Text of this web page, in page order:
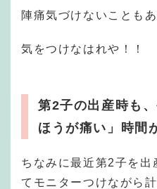
陣痛気づけないこともあ
気をつけなはれや！！
第2子の出産時も
ほうが痛い」時間
ちなみに最近第2子を出
てモニターつけながら計